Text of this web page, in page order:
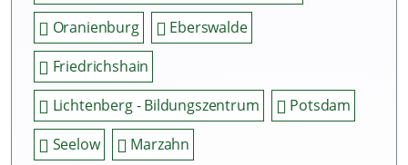
Oranienburg
Eberswalde
Friedrichshain
Lichtenberg - Bildungszentrum
Potsdam
Seelow
Marzahn